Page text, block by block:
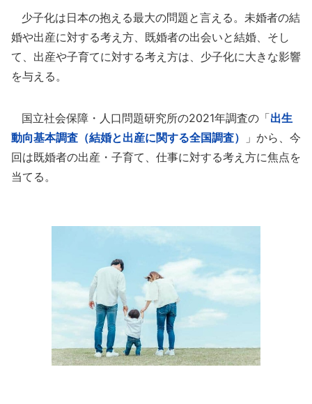
少子化は日本の抱える最大の問題と言える。未婚者の結
婚や出産に対する考え方、既婚者の出会いと結婚、そし
て、出産や子育てに対する考え方は、少子化に大きな影響
を与える。
国立社会保障・人口問題研究所の2021年調査の「出生
動向基本調査（結婚と出産に関する全国調査）
」から、今
回は既婚者の出産・子育て、仕事に対する考え方に焦点を
当てる。